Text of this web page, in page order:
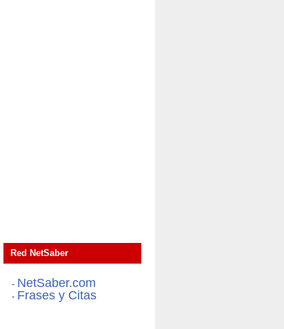
Red NetSaber
- NetSaber.com
- Frases y Citas